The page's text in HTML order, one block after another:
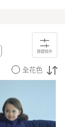
篩選條件
全花色